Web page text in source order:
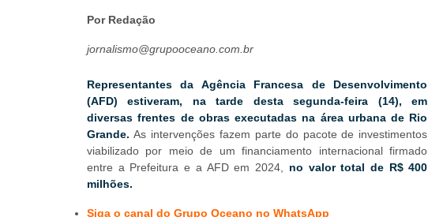
Por Redação
jornalismo@grupooceano.com.br
Representantes da Agência Francesa de Desenvolvimento
(AFD) estiveram, na tarde desta segunda-feira (14), em
diversas frentes de obras executadas na área urbana de Rio
Grande. As intervenções fazem parte do pacote de investimentos
viabilizado por meio de um financiamento internacional firmado
entre a Prefeitura e a AFD em 2024,
no valor total de R$ 400
milhões.
Siga o canal do Grupo Oceano no WhatsApp